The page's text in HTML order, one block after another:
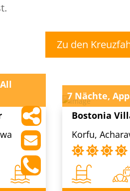
Zu den
7 Nächte,
Bostonia
Korfu,